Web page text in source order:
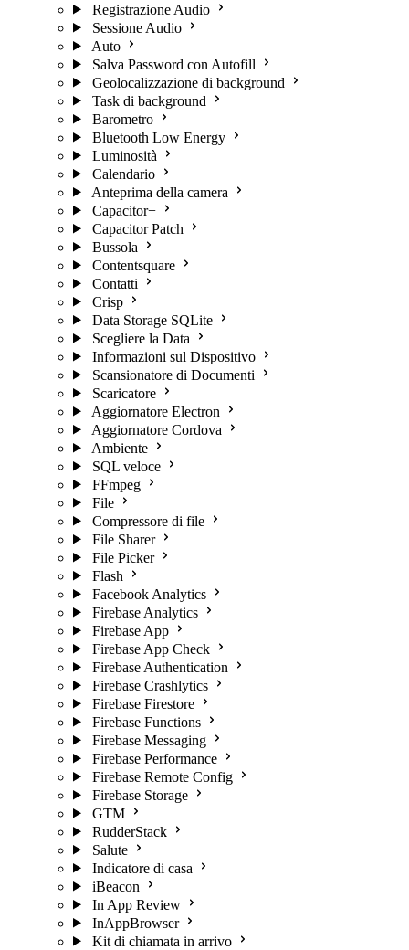
Registrazione Audio
Sessione Audio
Auto
Salva Password con Autofill
Geolocalizzazione di background
Task di background
Barometro
Bluetooth Low Energy
Luminosità
Calendario
Anteprima della camera
Capacitor+
Capacitor Patch
Bussola
Contentsquare
Contatti
Crisp
Data Storage SQLite
Scegliere la Data
Informazioni sul Dispositivo
Scansionatore di Documenti
Scaricatore
Aggiornatore Electron
Aggiornatore Cordova
Ambiente
SQL veloce
FFmpeg
File
Compressore di file
File Sharer
File Picker
Flash
Facebook Analytics
Firebase Analytics
Firebase App
Firebase App Check
Firebase Authentication
Firebase Crashlytics
Firebase Firestore
Firebase Functions
Firebase Messaging
Firebase Performance
Firebase Remote Config
Firebase Storage
GTM
RudderStack
Salute
Indicatore di casa
iBeacon
In App Review
InAppBrowser
Kit di chiamata in arrivo